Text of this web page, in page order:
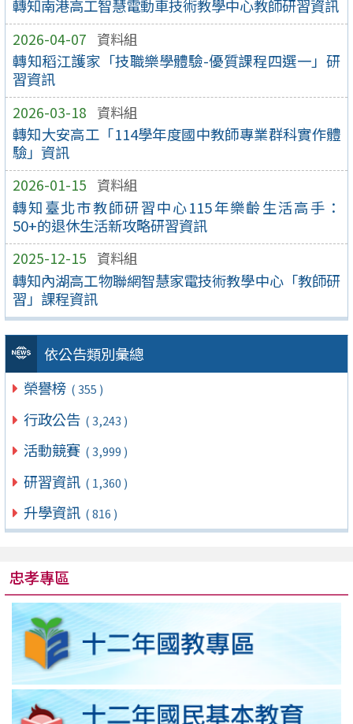
轉知南港高工智慧電動車技術教學中心教師研習資訊
2026-04-07 資料組
轉知稻江護家「技職樂學體驗-優質課程四選一」研
習資訊
2026-03-18 資料組
轉知大安高工「114學年度國中教師專業群科實作體
驗」資訊
2026-01-15 資料組
轉知臺北市教師研習中心115年樂齡生活高手：
50+的退休生活新攻略研習資訊
2025-12-15 資料組
轉知內湖高工物聯網智慧家電技術教學中心「教師研
習」課程資訊
依公告類別彙總
榮譽榜 ( 355 )
行政公告 ( 3,243 )
活動競賽 ( 3,999 )
研習資訊 ( 1,360 )
升學資訊 ( 816 )
忠孝專區